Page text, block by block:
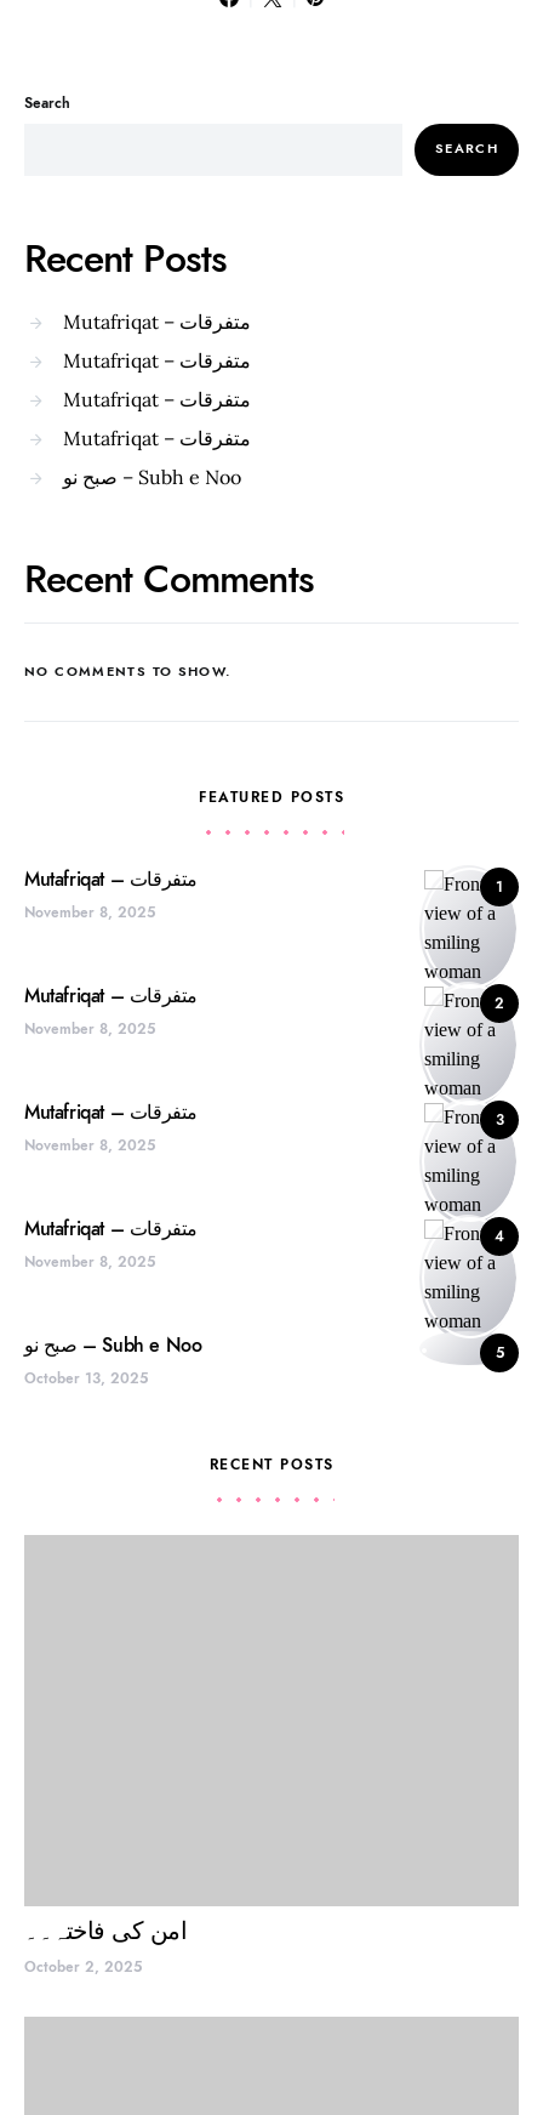
Search
SEARCH
Recent Posts
Mutafriqat – متفرقات
Mutafriqat – متفرقات
Mutafriqat – متفرقات
Mutafriqat – متفرقات
صبح نو – Subh e Noo
Recent Comments
NO COMMENTS TO SHOW.
FEATURED POSTS
1 Mutafriqat – متفرقات
November 8, 2025
2 Mutafriqat – متفرقات
November 8, 2025
3 Mutafriqat – متفرقات
November 8, 2025
4 Mutafriqat – متفرقات
November 8, 2025
5 صبح نو – Subh e Noo
October 13, 2025
RECENT POSTS
امن کی فاختہ۔۔
October 2, 2025